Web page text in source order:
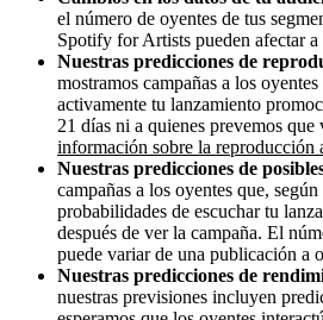
el número de oyentes de tus
Spotify for Artists pueden afectar
Nuestras predicciones de
mostramos campañas a los
activamente tu lanzamiento
21 días ni a quienes prevemos que
información sobre la reproducción
Nuestras predicciones de
campañas a los oyentes que,
probabilidades de escuchar tu
después de ver la campaña. El
puede variar de una publicación a
Nuestras predicciones de
nuestras previsiones incluyen